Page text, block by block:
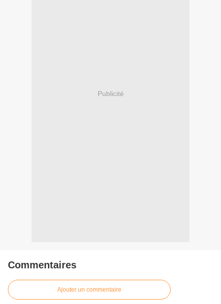
Publicité
Commentaires
Ajouter un commentaire